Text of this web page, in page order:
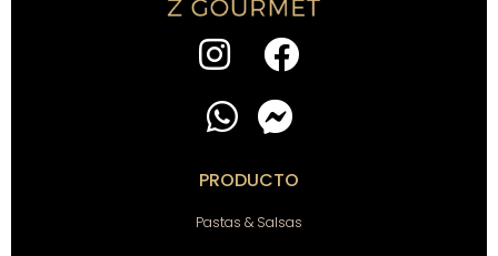
PRODUCTO
Pastas & Salsas